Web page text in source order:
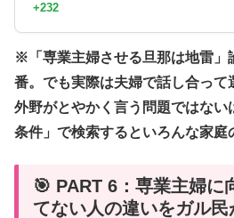
+232
※「専業主婦させる旦那は地雷」
番。でも実際は夫婦で話し合って
外野がとやかく言う問題ではない
条件」で検索するといろんな家庭
🎯 PART 6：専業主婦に
てない人の違いをガル民